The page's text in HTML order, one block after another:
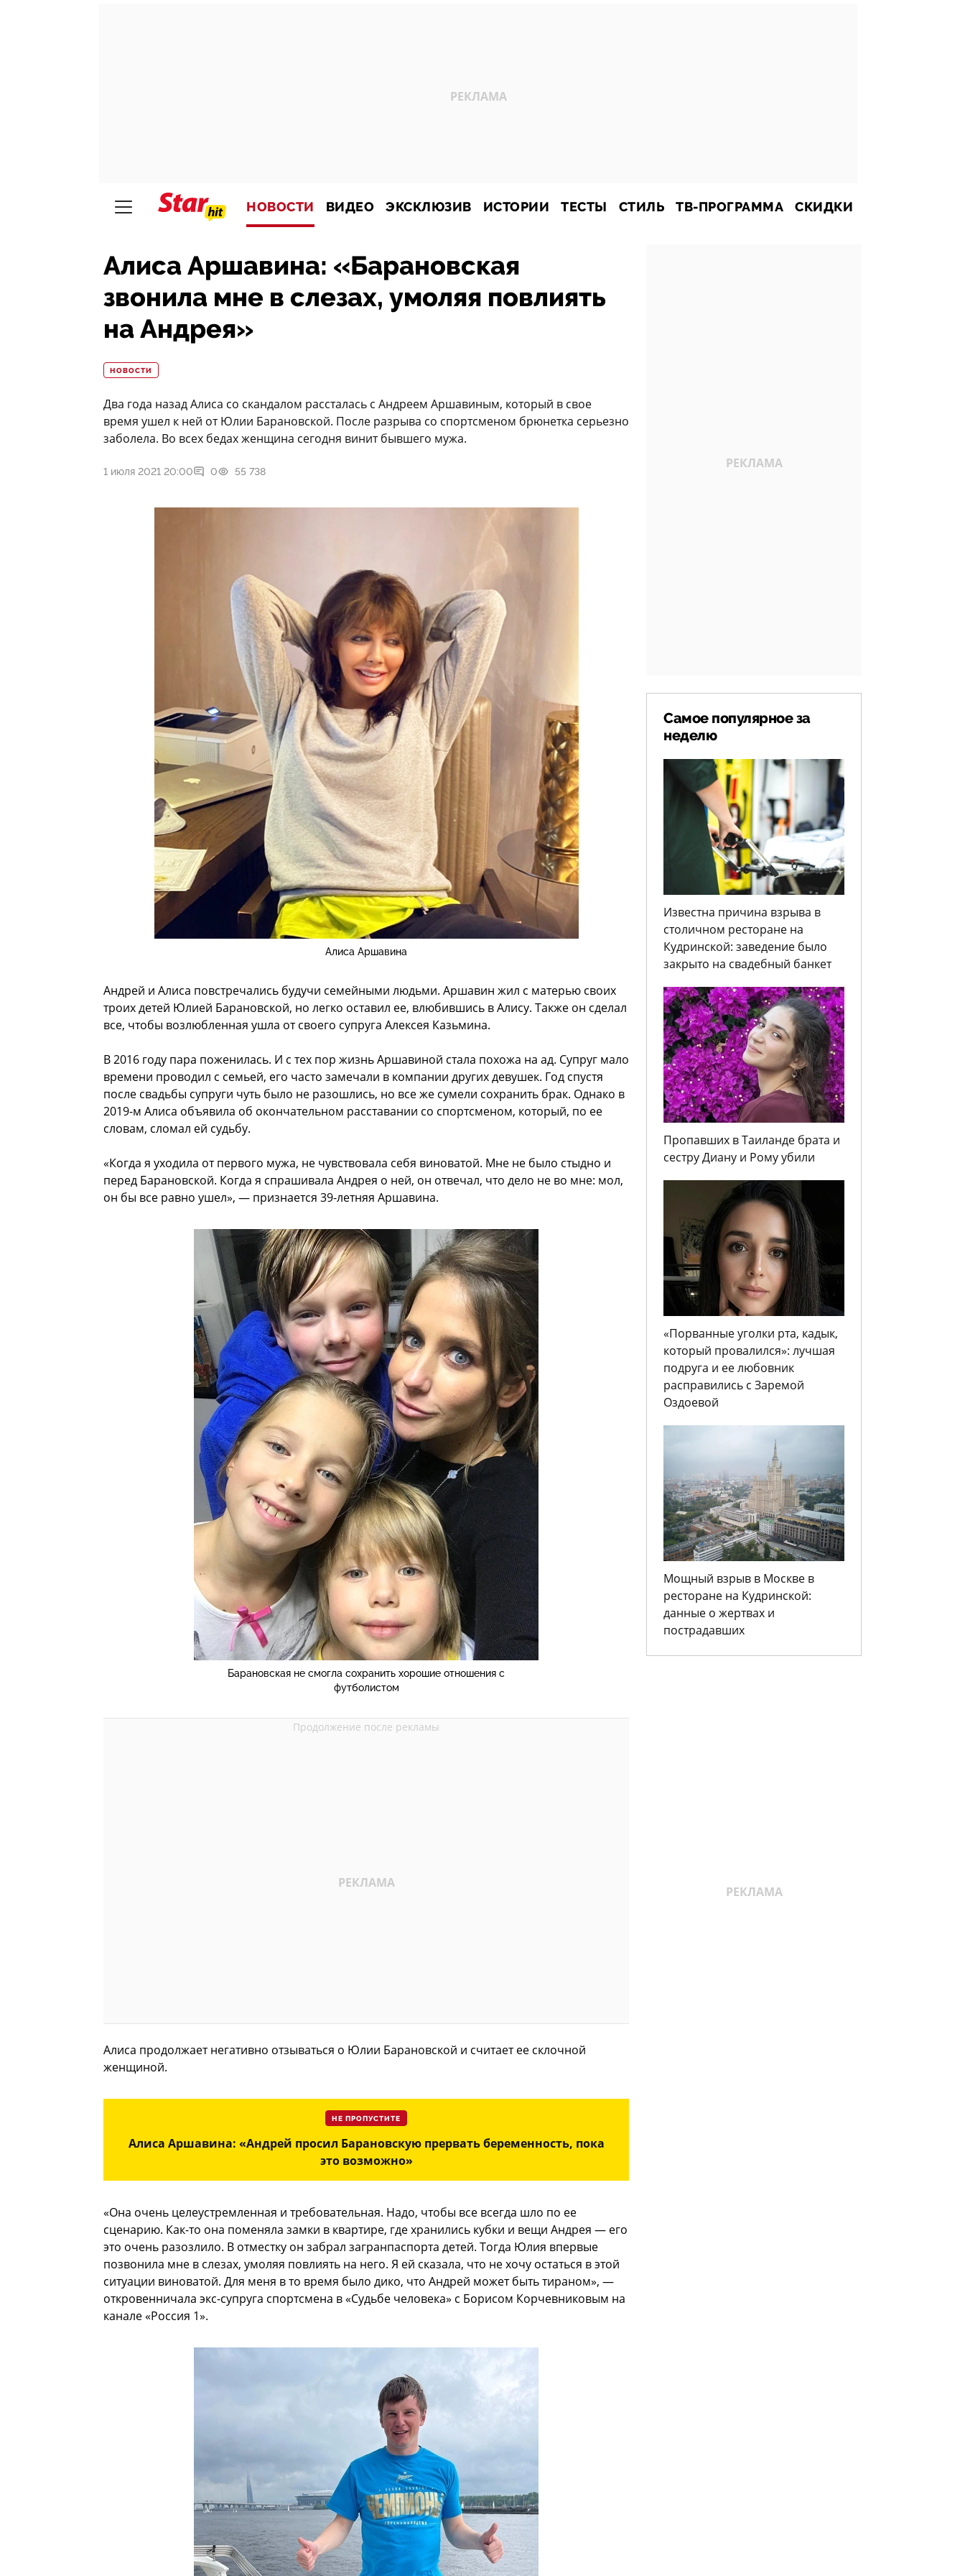
НОВОСТИ ВИДЕО ЭКСКЛЮЗИВ ИСТОРИИ ТЕСТЫ СТИЛЬ ТВ-ПРОГРАММА СКИДКИ
Алиса Аршавина: «Барановская
звонила мне в слезах, умоляя повлиять
на Андрея»
НОВОСТИ
Два года назад Алиса со скандалом рассталась с Андреем Аршавиным, который в свое
время ушел к ней от Юлии Барановской. После разрыва со спортсменом брюнетка серьезно
заболела. Во всех бедах женщина сегодня винит бывшего мужа.
1 июля 2021 20:00 0 55 738
Алиса Аршавина
Андрей и Алиса повстречались будучи семейными людьми. Аршавин жил с матерью своих
троих детей Юлией Барановской, но легко оставил ее, влюбившись в Алису. Также он сделал
все, чтобы возлюбленная ушла от своего супруга Алексея Казьмина.
В 2016 году пара поженилась. И с тех пор жизнь Аршавиной стала похожа на ад. Супруг мало
времени проводил с семьей, его часто замечали в компании других девушек. Год спустя
после свадьбы супруги чуть было не разошлись, но все же сумели сохранить брак. Однако в
2019-м Алиса объявила об окончательном расставании со спортсменом, который, по ее
словам, сломал ей судьбу.
«Когда я уходила от первого мужа, не чувствовала себя виноватой. Мне не было стыдно и
перед Барановской. Когда я спрашивала Андрея о ней, он отвечал, что дело не во мне: мол,
он бы все равно ушел», — признается 39-летняя Аршавина.
Барановская не смогла сохранить хорошие отношения с
футболистом
Алиса продолжает негативно отзываться о Юлии Барановской и считает ее склочной
женщиной.
НЕ ПРОПУСТИТЕ
Алиса Аршавина: «Андрей просил Барановскую прервать беременность, пока
это возможно»
«Она очень целеустремленная и требовательная. Надо, чтобы все всегда шло по ее
сценарию. Как-то она поменяла замки в квартире, где хранились кубки и вещи Андрея — его
это очень разозлило. В отместку он забрал загранпаспорта детей. Тогда Юлия впервые
позвонила мне в слезах, умоляя повлиять на него. Я ей сказала, что не хочу остаться в этой
ситуации виноватой. Для меня в то время было дико, что Андрей может быть тираном», —
откровенничала экс-супруга спортсмена в «Судьбе человека» с Борисом Корчевниковым на
канале «Россия 1».
Самое популярное за
неделю
Известна причина взрыва в
столичном ресторане на
Кудринской: заведение было
закрыто на свадебный банкет
Пропавших в Таиланде брата и
сестру Диану и Рому убили
«Порванные уголки рта, кадык,
который провалился»: лучшая
подруга и ее любовник
расправились с Заремой
Оздоевой
Мощный взрыв в Москве в
ресторане на Кудринской:
данные о жертвах и
пострадавших